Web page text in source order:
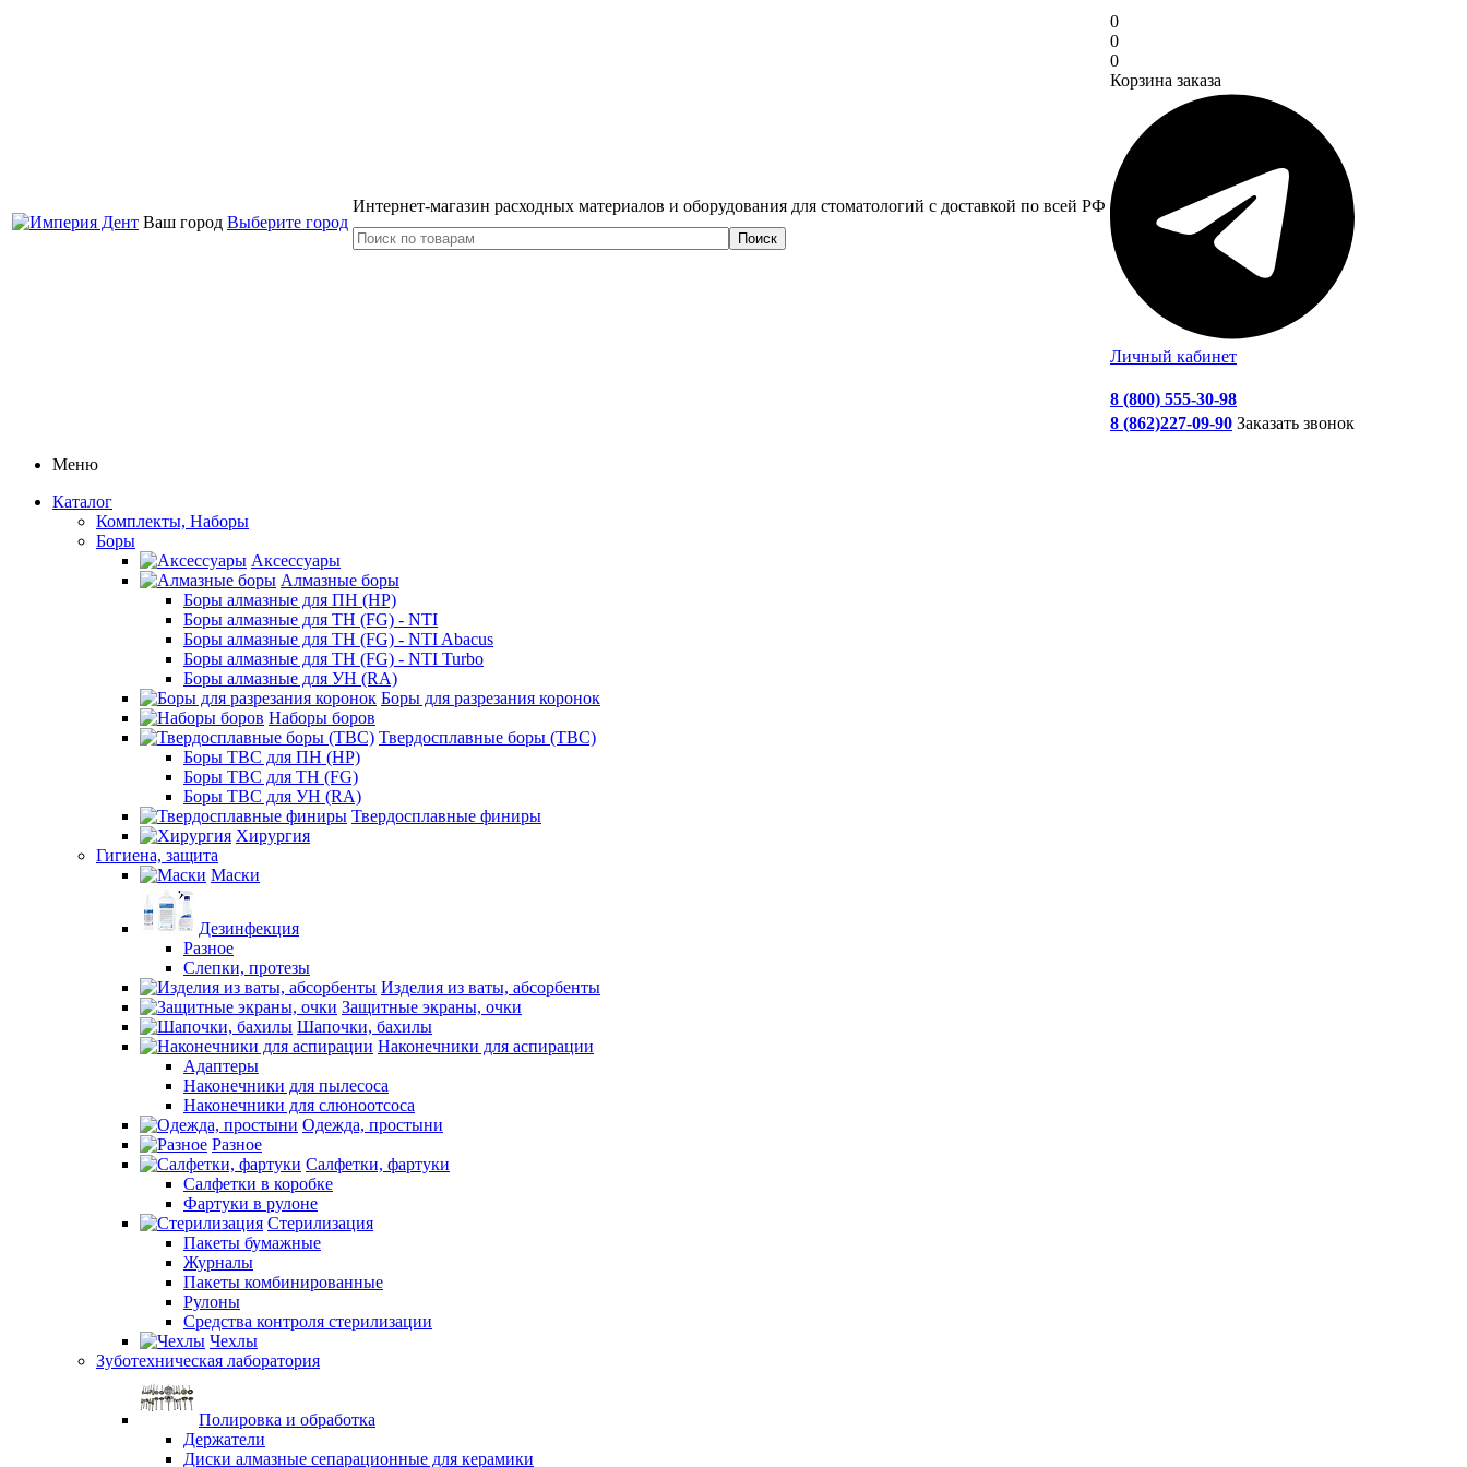
Ваш город Выберите город
Интернет-магазин расходных материалов и оборудования для стоматологий с доставкой по всей РФ
0
0
0
Корзина заказа
Личный кабинет
8 (800) 555-30-98
8 (862)227-09-90 Заказать звонок
Меню
Каталог
Комплекты, Наборы
Боры
Аксессуары
Алмазные боры
Боры алмазные для ПН (HP)
Боры алмазные для ТН (FG) - NTI
Боры алмазные для ТН (FG) - NTI Abacus
Боры алмазные для ТН (FG) - NTI Turbo
Боры алмазные для УН (RA)
Боры для разрезания коронок
Наборы боров
Твердосплавные боры (ТВС)
Боры ТВС для ПН (HP)
Боры ТВС для ТН (FG)
Боры ТВС для УН (RA)
Твердосплавные финиры
Хирургия
Гигиена, защита
Маски
Дезинфекция
Разное
Слепки, протезы
Изделия из ваты, абсорбенты
Защитные экраны, очки
Шапочки, бахилы
Наконечники для аспирации
Адаптеры
Наконечники для пылесоса
Наконечники для слюноотсоса
Одежда, простыни
Разное
Салфетки, фартуки
Салфетки в коробке
Фартуки в рулоне
Стерилизация
Пакеты бумажные
Журналы
Пакеты комбинированные
Рулоны
Средства контроля стерилизации
Чехлы
Зуботехническая лаборатория
Полировка и обработка
Держатели
Диски алмазные сепарационные для керамики